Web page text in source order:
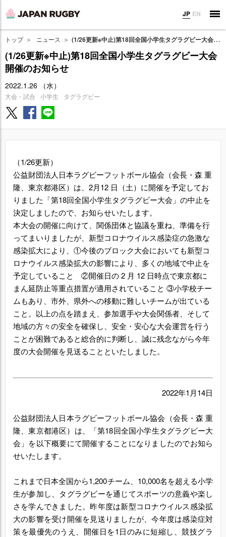
JP EN
トップ ニュース (1/26更新※中止)第18回全国小学生タグラグビー大会開催のお知らせ
(1/26更新※中止)第18回全国小学生タグラグビー大会
開催のお知らせ
2022.1.26 （水）
大会・試合 小学生 タグラグビー
（1/26更新）
公益財団法人日本ラグビーフットボール協会（会長・森 重
隆、東京都港区）は、2月12 日（土）に開催を予定してお
りました「第18回全国小学生タグラグビー大会」の中止を
決定しましたので、お知らせいたします。
本大会の開催に向けて、関係団体と協議を重ね、準備を行
ってまいりましたが、新型コロナウイルス感染症の急激な
感染拡大により、①今後のブロック大会においても新型コ
ロナウイルス感染拡大の影響により、多くの地域で中止を
予定していること ②開催日の 2 月 12 日時点で東京都に
まん延防止等重点措置が適用されていること ③小学校チー
ムもあり、市外、県外への移動に難しいチームが出ている
こと。以上の点を踏まえ、参加選手や大会関係者、そして
地域の方々の安全を確保し、安全・安心な大会運営を行う
ことが困難であると総合的に判断し、誠に残念ながら今年
度の大会開催を見送ることといたしました。
2022年1月14日
公益財団法人日本ラグビーフットボール協会（会長・森 重
隆、東京都港区）は、「第18回全国小学生タグラグビー大
会」を以下概要にて開催することになりましたのでお知ら
せいたします。
これまで日本全国から1,200チーム、10,000名を超える小学
生が参加し、タグラグビーを通じてスポーツの意義や楽し
さを学んできました。昨年度は新型コロナウイルス感染拡
大の影響を受け開催を見送りましたが、今年度は感染症対
策を最優先のうえ、開催日を1日のみに短縮し、競技グラ